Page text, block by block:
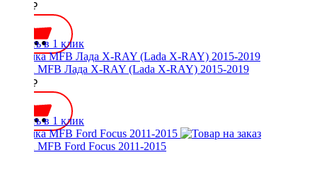
2100 ₽
Купить в 1 клик
Рамка MFB Лада X-RAY (Lada X-RAY) 2015-2019
2100 ₽
Купить в 1 клик
Рамка MFB Ford Focus 2011-2015